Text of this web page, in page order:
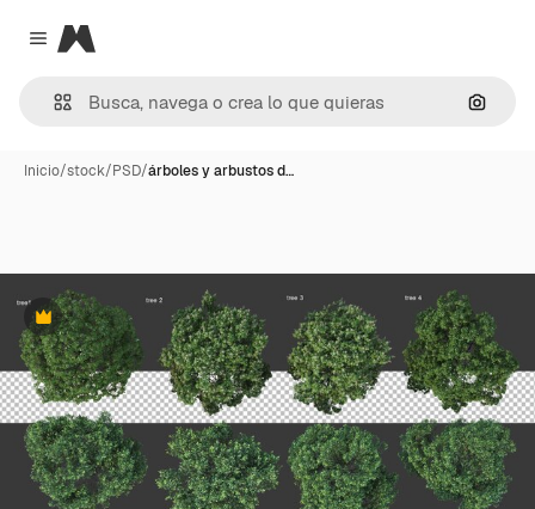
Close menu
Magnific
Inicio/stock/PSD/árboles y arbustos d…
Premium